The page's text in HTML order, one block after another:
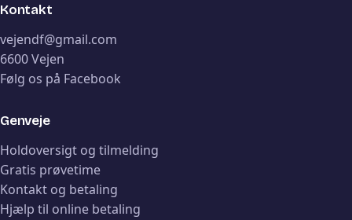
Kontakt
vejendf@gmail.com
6600 Vejen
Følg os på Facebook
Genveje
Holdoversigt og tilmelding
Gratis prøvetime
Kontakt og betaling
Hjælp til online betaling